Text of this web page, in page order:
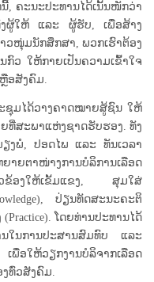
, ຄະນະປະທານໄດ້ເນັ້ນໜັກວ່າ
ງຜູ້ໃຫ້ ແລະ ຜູ້ຮັບ, ເພື່ອສ້າງ
ວໜຸ່ມນັກສຶກສາ, ພວກເຮົາຕ້ອງ
ວ ໃຫ້ກາຍເປັນຄວາມເຂົ້າໃຈ
ອສັງຄົມ.
ມໄດ້ວາງຄາດໝາຍສູ້ຊົນ ໃຫ້
ຍທີ່ສະພາແຫ່ງຊາດຮັບຮອງ. ທັງ
ງພໍ, ປອດໄພ ແລະ ທັນເວລາ
າຍຕາໜ່າງການບໍລິການເລືອດ
ວຂ້ອງໃຫ້ເຂັ້ມແຂງ, ສຸມໃສ່
ປ່ຽນທັດສະນະຄະຕິ
ໂດຍທ່ານປະທານໄດ້
ນໃນການປະສານສົມທົບ ແລະ
ອໃຫ້ວຽກງານບໍລິຈາກເລືອດ
ທົ່ວສັງຄົມ.